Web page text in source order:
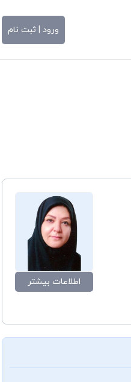
ورود | ثبت نام
اطلاعات بیشتر